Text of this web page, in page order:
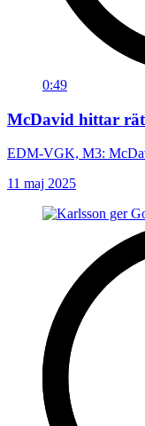
0:49
McDavid hittar
EDM-VGK, M3:
11 maj 2025